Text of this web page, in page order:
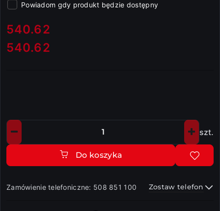
Powiadom gdy produkt będzie dostępny
cena:
540.62
Cena:
540.62
Ilość szt.
Do koszyka
Zamówienie telefoniczne: 508 851 100 Zostaw telefon